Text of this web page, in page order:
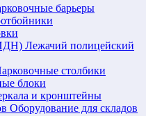
барьеры
Лежачий полицейский
столбики
блоки
и кронштейны
Оборудование для складов